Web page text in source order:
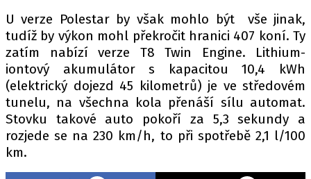
VYDAVATEL
INZERCE
OSOBNÍ ÚDAJE / COOKIES
Provozovatelem serveru autoroad.cz je
INCORP MEDIA GROUP s.r.o., IČ: 118 23 054
U verze Polestar by však mohlo být vše jinak,
tudíž by výkon mohl překročit hranici 407 koní. Ty
zatím nabízí verze T8 Twin Engine. Lithium-
iontový akumulátor s kapacitou 10,4 kWh
(elektrický dojezd 45 kilometrů) je ve středovém
tunelu, na všechna kola přenáší sílu automat.
Stovku takové auto pokoří za 5,3 sekundy a
rozjede se na 230 km/h, to při spotřebě 2,1 l/100
km.